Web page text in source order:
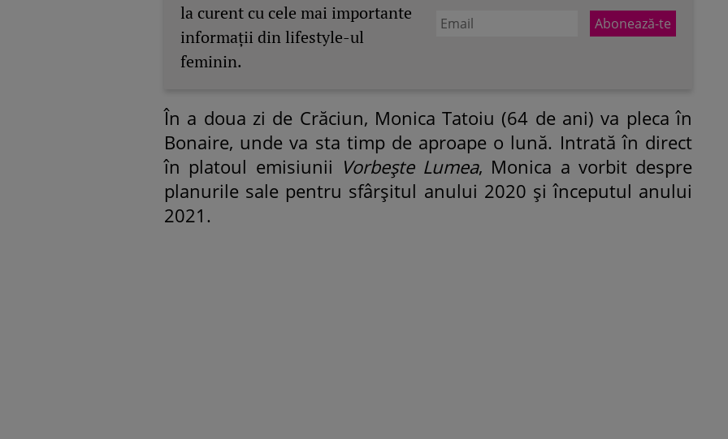
la curent cu cele mai importante
informații din lifestyle-ul
feminin.
În a doua zi de Crăciun, Monica Tatoiu (64 de ani) va pleca în
Bonaire, unde va sta timp de aproape o lună. Intrată în direct
în platoul emisiunii Vorbește Lumea, Monica a vorbit despre
planurile sale pentru sfârșitul anului 2020 și începutul anului
2021.